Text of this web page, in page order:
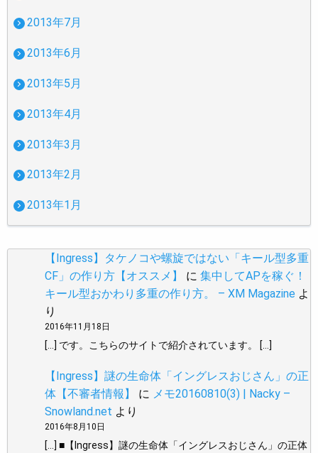
2013年7月
2013年6月
2013年5月
2013年4月
2013年3月
2013年2月
2013年1月
【Ingress】タケノコや螺旋ではない「キール型多重
CF」の作り方【オススメ】
に 集中してAPを稼ぐ！
キール型おかわり多重の作り方。 – XM Magazine よ
り
2016年11月18日
[…] です。こちらのサイトで紹介されています。 […]
【Ingress】謎の生命体「イングレスおじさん」の正
体【不審者情報】
に メモ20160810(3) | Nacky –
Snowland.net より
2016年8月10日
[…] ■【Ingress】謎の生命体「イングレスおじさん」の正体